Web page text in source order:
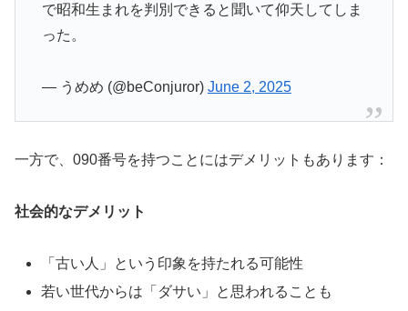
で昭和生まれを判別できると聞いて仰天してしま
った。
— うめめ (@beConjuror) June 2, 2025
一方で、090番号を持つことにはデメリットもあります：
社会的なデメリット
「古い人」という印象を持たれる可能性
若い世代からは「ダサい」と思われることも